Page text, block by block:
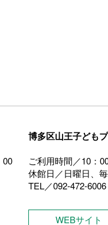
00
博多区山王子ども
ご利用時間／10：
休館日／日曜日、
TEL／092-472-6006
WEBサイト